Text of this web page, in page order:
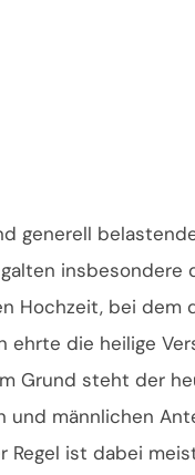
generell
insbesondere
Hochzeit, bei dem
ehrte die heilige
Grund steht der
und männlichen
Regel ist dabei